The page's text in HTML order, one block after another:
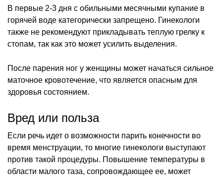
В первые 2-3 дня с обильными месячными купание в
горячей воде категорически запрещено. Гинекологи
также не рекомендуют прикладывать теплую грелку к
стопам, так как это может усилить выделения.
После парения ног у женщины может начаться сильное
маточное кровотечение, что является опасным для
здоровья состоянием.
Вред или польза
Если речь идет о возможности парить конечности во
время менструации, то многие гинекологи выступают
против такой процедуры. Повышение температуры в
области малого таза, сопровождающее ее, может